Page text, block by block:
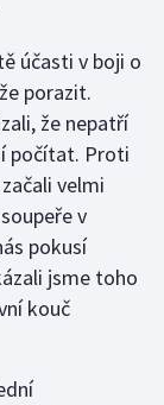
účasti v boji o
porazit.
že nepatří
počítat. Proti
velmi
v
pokusí
jsme toho
kouč